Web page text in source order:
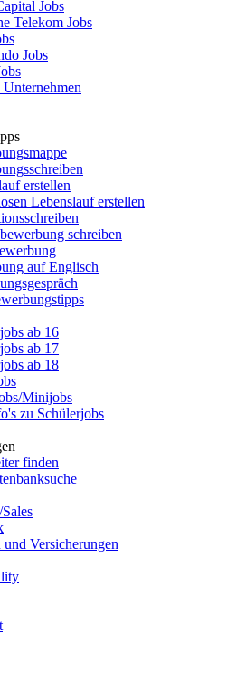
Jobs
Telekom Jobs
Jobs
Unternehmen
erstellen
Lebenslauf erstellen
schreiben
auf Englisch
ab 16
ab 17
ab 18
Minijobs
zu Schülerjobs
finden
und Versicherungen